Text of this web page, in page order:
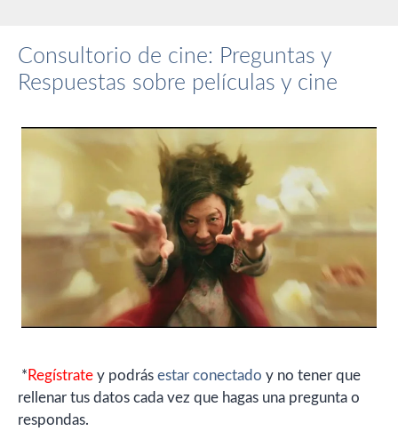
Consultorio de cine: Preguntas y
Respuestas sobre películas y cine
* Regístrate y podrás estar conectado y no tener que
rellenar tus datos cada vez que hagas una pregunta o
respondas.